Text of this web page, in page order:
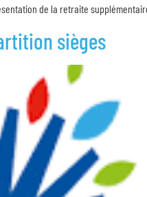
de la retraite
sièges